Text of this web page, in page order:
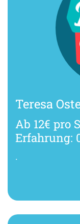
Teresa
Ab 12€ pro
Erfahrung:
.